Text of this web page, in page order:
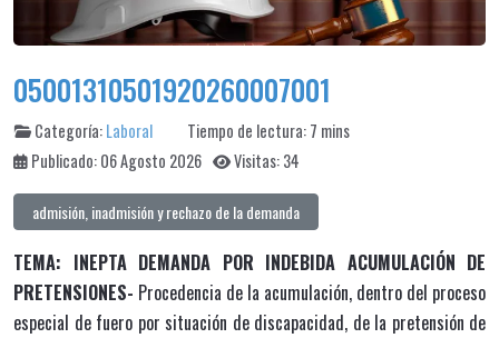
05001310501920260007001
Categoría:Laboral
Tiempo de lectura: 7 mins
Publicado: 06 Agosto 2026
Visitas: 34
admisión, inadmisión y rechazo de la demanda
TEMA: INEPTA DEMANDA POR INDEBIDA ACUMULACIÓN DE
PRETENSIONES- Procedencia de la acumulación, dentro del proceso
especial de fuero por situación de discapacidad, de la pretensión de